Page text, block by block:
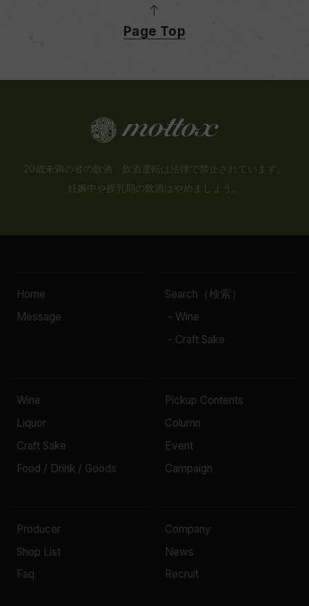
Page Top
20歳未満の者の飲酒、飲酒運転は法律で禁止されています。
妊娠中や授乳期の飲酒はやめましょう。
Home
Message
Search（検索）
- Wine
- Craft Sake
Wine
Liquor
Craft Sake
Food / Drink / Goods
Pickup Contents
Column
Event
Campaign
Producer
Shop List
Faq
Company
News
Recruit